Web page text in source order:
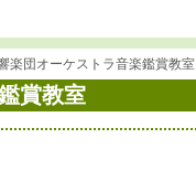
団オーケストラ音楽鑑賞教室
賞教室